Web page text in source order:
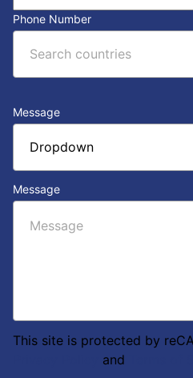
Phone Number
Message
Message
This site is protected by
and